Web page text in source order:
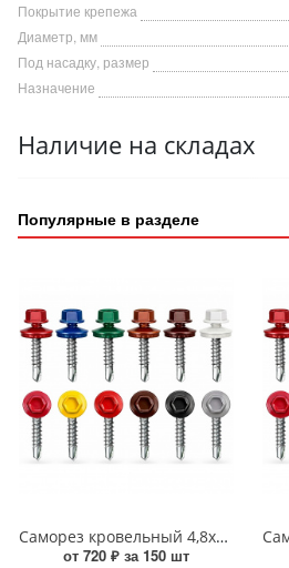
Покрытие крепежа
Диаметр, мм
Под насадку, размер
Назначение
Наличие на складах
Популярные в разделе
Саморез кровельный 4,8x51 по дереву RAL 5002 (ультрамарин), Тайвань УТ000016089
от 720 ₽ за 150 шт